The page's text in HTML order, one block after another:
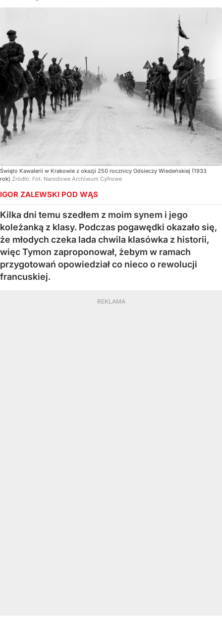
Święto Kawalerii w Krakowie z okazji 250 rocznicy Odsieczy Wiedeńskiej (1933
rok) Źródło: Fot: Narodowe Archiwum Cyfrowe
IGOR ZALEWSKI POD WĄS
Kilka dni temu szedłem z moim synem i jego
koleżanką z klasy. Podczas pogawędki okazało się,
że młodych czeka lada chwila klasówka z historii,
więc Tymon zaproponował, żebym w ramach
przygotowań opowiedział co nieco o rewolucji
francuskiej.